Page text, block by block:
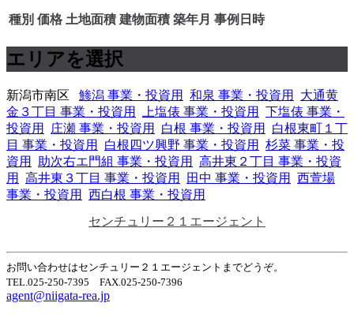
種別 価格 土地面積 建物面積 築年月 事例日時
エリアを選択
新潟市南区 鯵潟 事業・投資用 和泉 事業・投資用
大通黄
金３丁目 事業・投資用
上塩俵 事業・投資用
下塩俵 事業・
投資用
庄瀬 事業・投資用 白根 事業・投資用
白根東町１丁
目 事業・投資用
白根四ツ興野 事業・投資用
杉菜 事業・投
資用
助次右エ門組 事業・投資用
高井東２丁目 事業・投資
用
高井東３丁目 事業・投資用 田中 事業・投資用
西萱場
事業・投資用
西白根 事業・投資用
センチュリー２１エージェント
お問い合わせはセンチュリー２１エージェントまでどうぞ。
TEL.025-250-7395 FAX.025-250-7396
agent@niigata-rea.jp